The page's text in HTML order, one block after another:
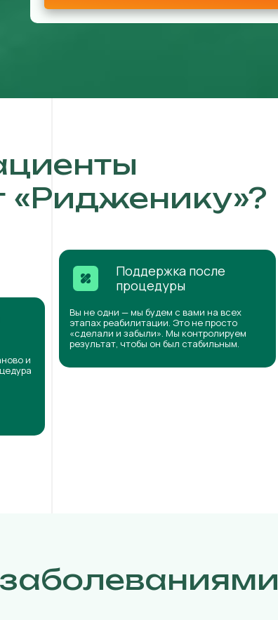
и
Поддержка после
процедуры
Вы не одни — мы будем с вами на всех
этапах реабилитации. Это не просто
«сделали и забыли». Мы контролируем
результат, чтобы он был стабильным.